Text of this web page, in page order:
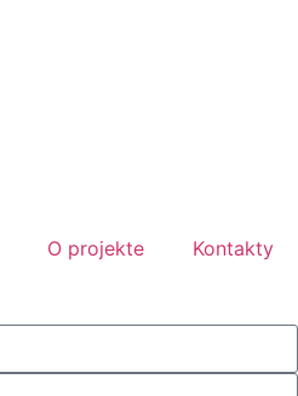
O projekte Kontakty